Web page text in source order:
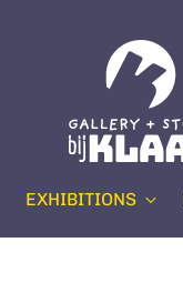
EXHIBITIONS